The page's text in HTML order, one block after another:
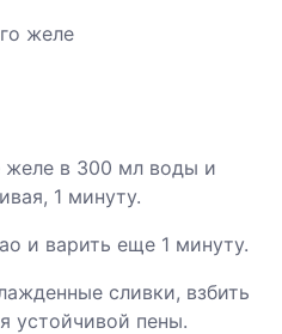
желе
желе в 300 мл воды и
1 минуту.
и варить еще 1 минуту.
сливки, взбить
устойчивой пены.